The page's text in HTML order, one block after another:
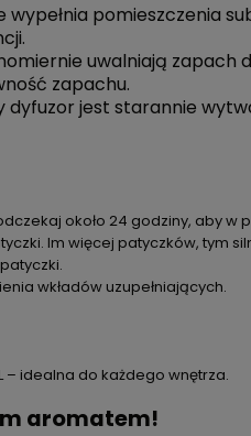
wypełnia pomieszczenia
uwalniają zapach
zapachu.
dyfuzor jest starannie
około 24 godziny, aby w
Im więcej patyczków, tym
wkładów uzupełniających.
– idealna do każdego wnętrza.
aromatem!